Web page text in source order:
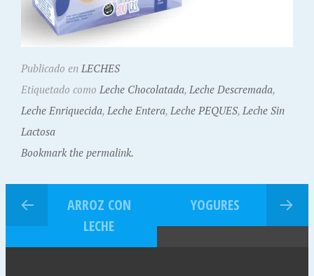
Publicado en LECHES
Etiquetado como Leche Chocolatada, Leche Descremada,
Leche Enriquecida, Leche Entera, Leche PEQUES, Leche Sin
Lactosa
Bookmark the permalink.
ARROZ CON
LECHE
YOGURES